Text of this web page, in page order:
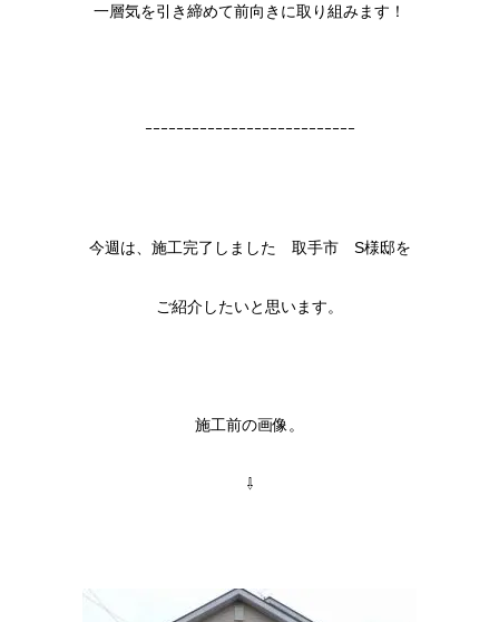
一層気を引き締めて前向きに取り組みます！
ｰｰｰｰｰｰｰｰｰｰｰｰｰｰｰｰｰｰｰｰｰｰｰｰｰｰｰ
今週は、施工完了しました 取手市 S様邸を
ご紹介したいと思います。
施工前の画像。
⇩